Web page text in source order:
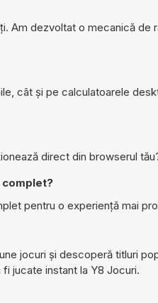
Am dezvoltat o mecanică de
cât și pe calculatoarele
direct din browserul
complet?
pentru o experiență mai
jocuri și descoperă titluri
jucate instant la Y8 Jocuri.